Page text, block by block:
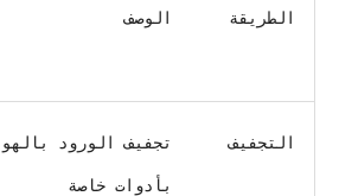
الطريقة الوصف
التجفيف تجفيف الورود
بأدوات خاصة